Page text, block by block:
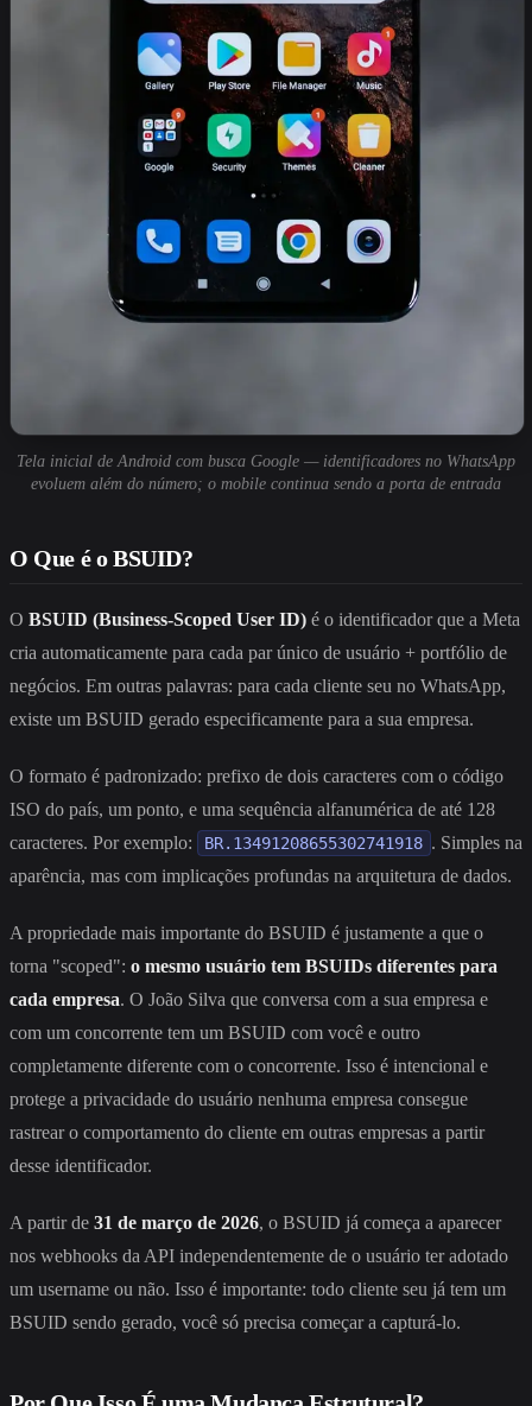
Tela inicial de Android com busca Google — identificadores no WhatsApp
evoluem além do número; o mobile continua sendo a porta de entrada
O Que é o BSUID?
O BSUID (Business-Scoped User ID) é o identificador que a Meta
cria automaticamente para cada par único de usuário + portfólio de
negócios. Em outras palavras: para cada cliente seu no WhatsApp,
existe um BSUID gerado especificamente para a sua empresa.
O formato é padronizado: prefixo de dois caracteres com o código
ISO do país, um ponto, e uma sequência alfanumérica de até 128
caracteres. Por exemplo:
BR.13491208655302741918 . Simples na
aparência, mas com implicações profundas na arquitetura de dados.
A propriedade mais importante do BSUID é justamente a que o
torna "scoped": o mesmo usuário tem BSUIDs diferentes para
cada empresa. O João Silva que conversa com a sua empresa e
com um concorrente tem um BSUID com você e outro
completamente diferente com o concorrente. Isso é intencional e
protege a privacidade do usuário nenhuma empresa consegue
rastrear o comportamento do cliente em outras empresas a partir
desse identificador.
A partir de 31 de março de 2026, o BSUID já começa a aparecer
nos webhooks da API independentemente de o usuário ter adotado
um username ou não. Isso é importante: todo cliente seu já tem um
BSUID sendo gerado, você só precisa começar a capturá-lo.